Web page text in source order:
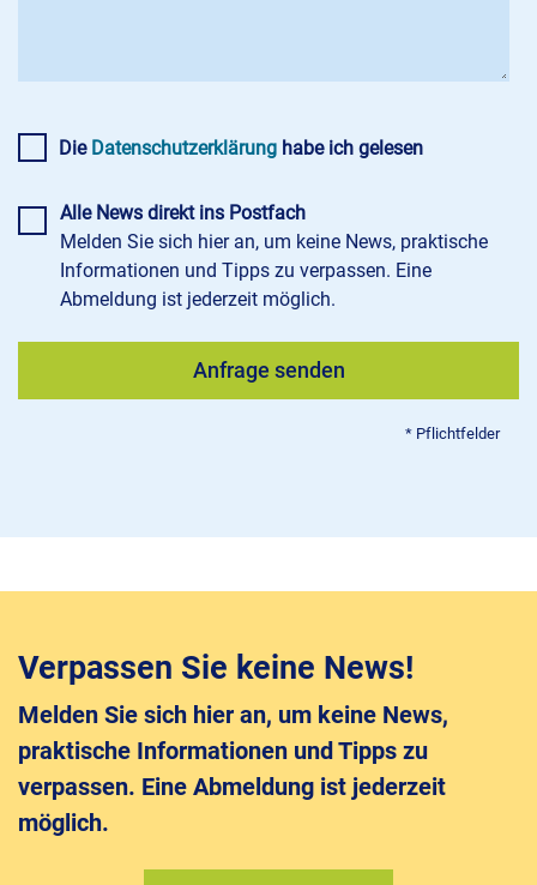
Die Datenschutzerklärung habe ich gelesen
Alle News direkt ins Postfach
Melden Sie sich hier an, um keine News, praktische
Informationen und Tipps zu verpassen. Eine
Abmeldung ist jederzeit möglich.
Verpassen Sie keine News!
Melden Sie sich hier an, um keine News,
praktische Informationen und Tipps zu
verpassen. Eine Abmeldung ist jederzeit
möglich.